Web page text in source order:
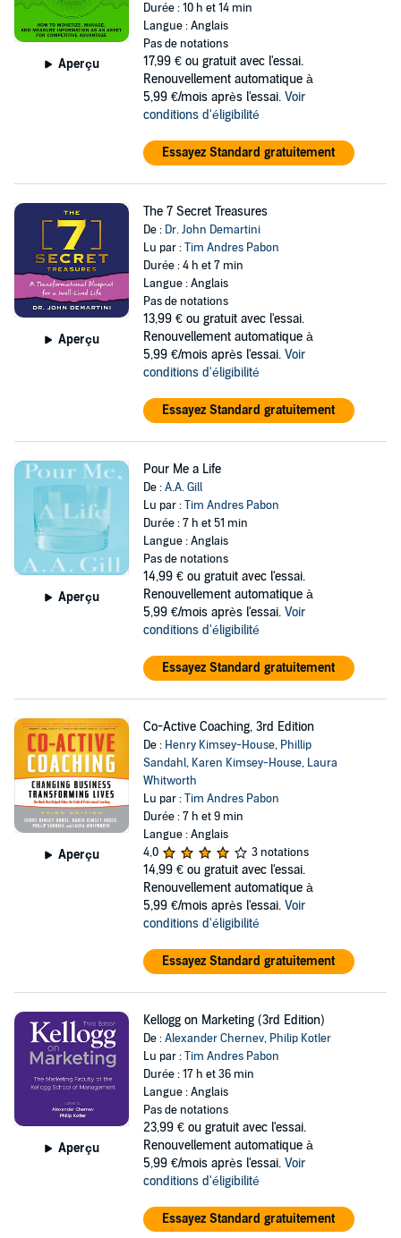
Aperçu
Durée : 10 h et 14 min
Langue : Anglais
Pas de notations
17,99 € ou gratuit avec l'essai.
Renouvellement automatique à
5,99 €/mois après l'essai. Voir
conditions d'éligibilité
Essayez Standard gratuitement
Aperçu
The 7 Secret Treasures
De : Dr. John Demartini
Lu par :Tim Andres Pabon
Durée : 4 h et 7 min
Langue : Anglais
Pas de notations
13,99 € ou gratuit avec l'essai.
Renouvellement automatique à
5,99 €/mois après l'essai. Voir
conditions d'éligibilité
Essayez Standard gratuitement
Aperçu
Pour Me a Life
De :A.A. Gill
Lu par :Tim Andres Pabon
Durée : 7 h et 51 min
Langue : Anglais
Pas de notations
14,99 € ou gratuit avec l'essai.
Renouvellement automatique à
5,99 €/mois après l'essai. Voir
conditions d'éligibilité
Essayez Standard gratuitement
Aperçu
Co-Active Coaching, 3rd Edition
De : Henry Kimsey-House, Phillip
Sandahl, Karen Kimsey-House, Laura
Whitworth
Lu par :Tim Andres Pabon
Durée : 7 h et 9 min
Langue : Anglais
4,0
3 notations
14,99 € ou gratuit avec l'essai.
Renouvellement automatique à
5,99 €/mois après l'essai. Voir
conditions d'éligibilité
Essayez Standard gratuitement
Aperçu
Kellogg on Marketing (3rd Edition)
De :Alexander Chernev, Philip Kotler
Lu par :Tim Andres Pabon
Durée : 17 h et 36 min
Langue : Anglais
Pas de notations
23,99 € ou gratuit avec l'essai.
Renouvellement automatique à
5,99 €/mois après l'essai. Voir
conditions d'éligibilité
Essayez Standard gratuitement